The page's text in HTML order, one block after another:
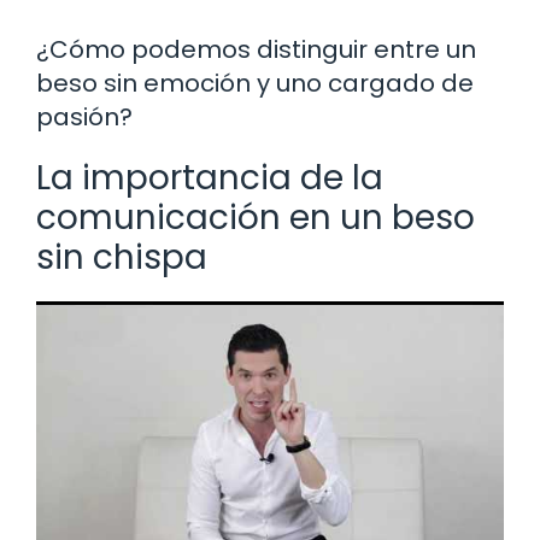
¿Cómo podemos distinguir entre un
beso sin emoción y uno cargado de
pasión?
La importancia de la
comunicación en un beso
sin chispa